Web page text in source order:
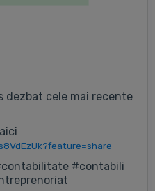
dezbat cele mai recente
#contabili